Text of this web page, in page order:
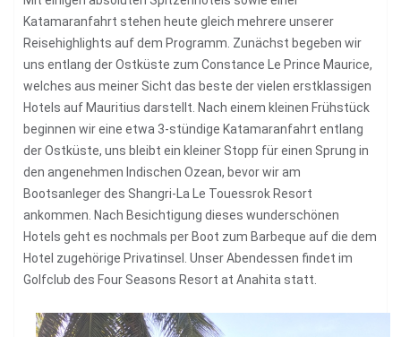
Katamaranfahrt stehen heute gleich mehrere unserer
Reisehighlights auf dem Programm. Zunächst begeben wir
uns entlang der Ostküste zum Constance Le Prince Maurice,
welches aus meiner Sicht das beste der vielen erstklassigen
Hotels auf Mauritius darstellt. Nach einem kleinen Frühstück
beginnen wir eine etwa 3-stündige Katamaranfahrt entlang
der Ostküste, uns bleibt ein kleiner Stopp für einen Sprung in
den angenehmen Indischen Ozean, bevor wir am
Bootsanleger des Shangri-La Le Touessrok Resort
ankommen. Nach Besichtigung dieses wunderschönen
Hotels geht es nochmals per Boot zum Barbeque auf die dem
Hotel zugehörige Privatinsel. Unser Abendessen findet im
Golfclub des Four Seasons Resort at Anahita statt.